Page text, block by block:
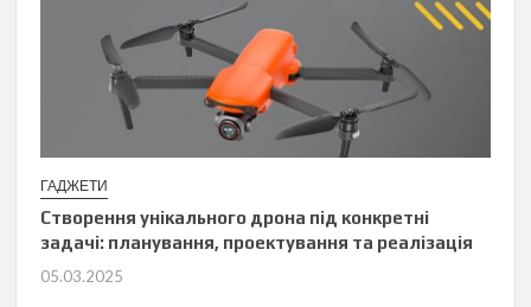
ГАДЖЕТИ
Створення унікального дрона під конкретні
задачі: планування, проектування та реалізація
05.03.2025